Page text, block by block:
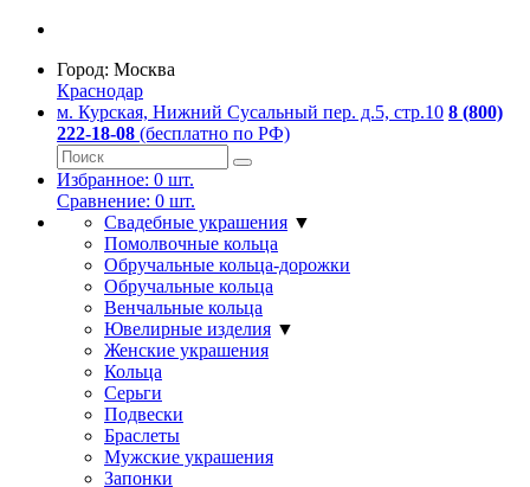
Город: Москва
Краснодар
м. Курская, Нижний Сусальный пер. д.5, стр.10 8 (800)
222-18-08 (бесплатно по РФ)
Избранное: 0 шт.
Сравнение: 0 шт.
Свадебные украшения ▼
Помолвочные кольца
Обручальные кольца-дорожки
Обручальные кольца
Венчальные кольца
Ювелирные изделия ▼
Женские украшения
Кольца
Серьги
Подвески
Браслеты
Мужские украшения
Запонки